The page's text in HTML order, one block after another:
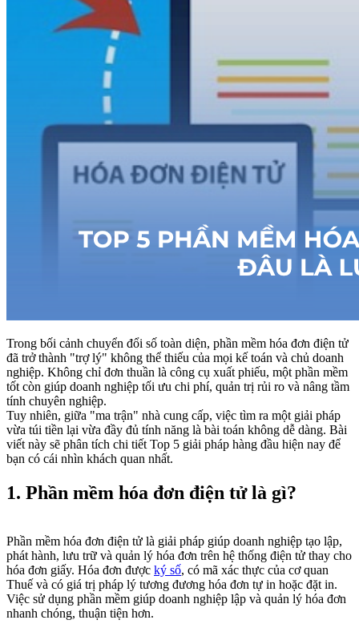
Trong bối cảnh chuyển đổi số toàn diện, phần mềm hóa đơn điện tử
đã trở thành "trợ lý" không thể thiếu của mọi kế toán và chủ doanh
nghiệp. Không chỉ đơn thuần là công cụ xuất phiếu, một phần mềm
tốt còn giúp doanh nghiệp tối ưu chi phí, quản trị rủi ro và nâng tầm
tính chuyên nghiệp.
Tuy nhiên, giữa "ma trận" nhà cung cấp, việc tìm ra một giải pháp
vừa túi tiền lại vừa đầy đủ tính năng là bài toán không dễ dàng. Bài
viết này sẽ phân tích chi tiết Top 5 giải pháp hàng đầu hiện nay để
bạn có cái nhìn khách quan nhất.
1. Phần mềm hóa đơn điện tử là gì?
Phần mềm hóa đơn điện tử là giải pháp giúp doanh nghiệp tạo lập,
phát hành, lưu trữ và quản lý hóa đơn trên hệ thống điện tử thay cho
hóa đơn giấy. Hóa đơn được ký số, có mã xác thực của cơ quan
Thuế và có giá trị pháp lý tương đương hóa đơn tự in hoặc đặt in.
Việc sử dụng phần mềm giúp doanh nghiệp lập và quản lý hóa đơn
nhanh chóng, thuận tiện hơn.